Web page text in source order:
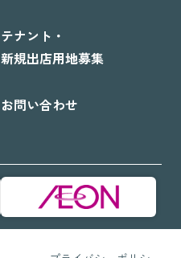
テナント・
新規出店用地募集
お問い合わせ